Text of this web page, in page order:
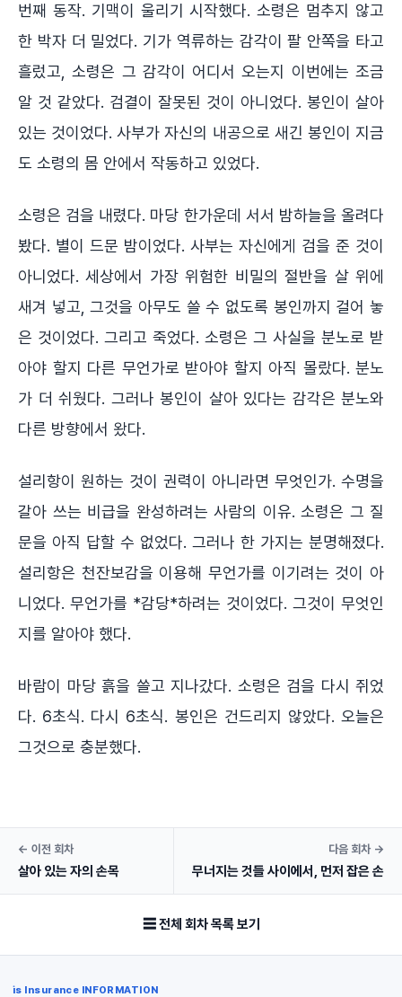
번째 동작. 기맥이 울리기 시작했다. 소령은 멈추지 않고
한 박자 더 밀었다. 기가 역류하는 감각이 팔 안쪽을 타고
흘렀고, 소령은 그 감각이 어디서 오는지 이번에는 조금
알 것 같았다. 검결이 잘못된 것이 아니었다. 봉인이 살아
있는 것이었다. 사부가 자신의 내공으로 새긴 봉인이 지금
도 소령의 몸 안에서 작동하고 있었다.
소령은 검을 내렸다. 마당 한가운데 서서 밤하늘을 올려다
봤다. 별이 드문 밤이었다. 사부는 자신에게 검을 준 것이
아니었다. 세상에서 가장 위험한 비밀의 절반을 살 위에
새겨 넣고, 그것을 아무도 쓸 수 없도록 봉인까지 걸어 놓
은 것이었다. 그리고 죽었다. 소령은 그 사실을 분노로 받
아야 할지 다른 무언가로 받아야 할지 아직 몰랐다. 분노
가 더 쉬웠다. 그러나 봉인이 살아 있다는 감각은 분노와
다른 방향에서 왔다.
설리항이 원하는 것이 권력이 아니라면 무엇인가. 수명을
갈아 쓰는 비급을 완성하려는 사람의 이유. 소령은 그 질
문을 아직 답할 수 없었다. 그러나 한 가지는 분명해졌다.
설리항은 천잔보감을 이용해 무언가를 이기려는 것이 아
니었다. 무언가를 *감당*하려는 것이었다. 그것이 무엇인
지를 알아야 했다.
바람이 마당 흙을 쓸고 지나갔다. 소령은 검을 다시 쥐었
다. 6초식. 다시 6초식. 봉인은 건드리지 않았다. 오늘은
그것으로 충분했다.
← 이전 회차
살아 있는 자의 손목
다음 회차 →
무너지는 것들 사이에서, 먼저 잡은 손
☰ 전체 회차 목록 보기
is Insurance INFORMATION